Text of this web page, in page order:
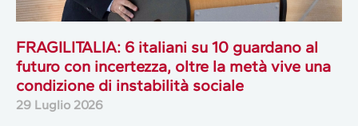
FRAGILITALIA: 6 italiani su 10 guardano al
futuro con incertezza, oltre la metà vive una
condizione di instabilità sociale
29 Luglio 2026